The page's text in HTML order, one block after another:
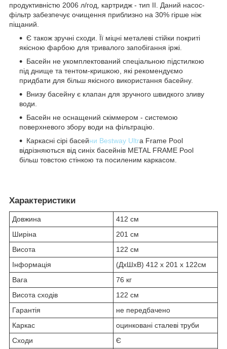
продуктивністю 2006 л/год, картридж - тип II. Даний насос-
фільтр забезпечує очищення приблизно на 30% гірше ніж
піщаний.
Є також зручні сходи. Її міцні металеві стійки покриті
якісною фарбою для тривалого запобігання іржі.
Басейн не укомплектований спеціальною підстилкою
під днище та тентом-кришкою, які рекомендуємо
придбати для більш якісного використання басейну.
Внизу басейну є клапан для зручного швидкого зливу
води.
Басейн не оснащений скіммером - системою
поверхневого збору води на фільтрацію.
Каркасні сірі басейни Bestway Ultra Frame Pool
відрізняються від синіх басейнів METAL FRAME Pool
більш товстою стінкою та посиленим каркасом.
Характеристики
Довжина
412 см
Ширіна
201 см
Висота
122 см
Інформація
(ДxШxВ) 412 x 201 x 122см
Вага
76 кг
Висота сходів
122 см
Гарантія
не передбачено
Каркас
оцинковані сталеві труби
Сходи
Є